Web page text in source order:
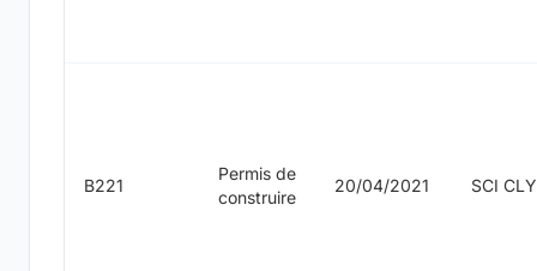
B221
Permis de
construire
20/04/2021 SCI